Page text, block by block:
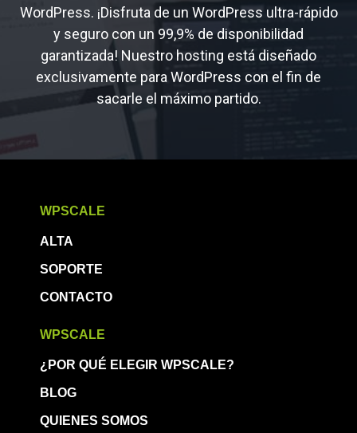
WordPress. ¡Disfruta de un WordPress ultra-rápido
y seguro con un 99,9% de disponibilidad
garantizada! Nuestro hosting está diseñado
exclusivamente para WordPress con el fin de
sacarle el máximo partido.
WPSCALE
ALTA
SOPORTE
CONTACTO
WPSCALE
¿POR QUÉ ELEGIR WPSCALE?
BLOG
QUIENES SOMOS